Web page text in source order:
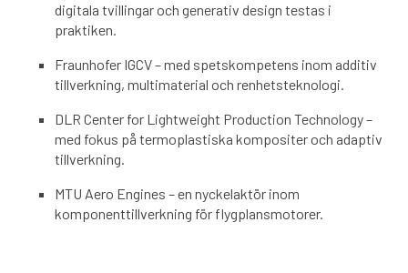
digitala tvillingar och generativ design testas i
praktiken.
Fraunhofer IGCV – med spetskompetens inom additiv
tillverkning, multimaterial och renhetsteknologi.
DLR Center for Lightweight Production Technology –
med fokus på termoplastiska kompositer och adaptiv
tillverkning.
MTU Aero Engines – en nyckelaktör inom
komponenttillverkning för flygplansmotorer.